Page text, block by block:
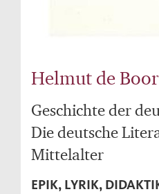
Helmut de Boor
Geschichte der
Die deutsche
Mittelalter
EPIK, LYRIK,